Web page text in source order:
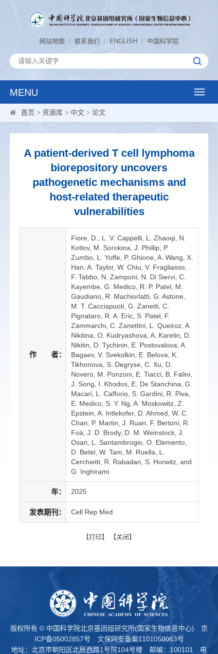
网站地图 / 联系我们 / ENGLISH / 中国科学院
MENU
Toggle
首页 > 资源库 > 中文 > 论文
A patient-derived T cell lymphoma
biorepository uncovers
pathogenetic mechanisms and
host-related therapeutic
vulnerabilities
作 者：
Fiore, D., L. V. Cappelli, L. Zhaoqi, N.
Kotlov, M. Sorokina, J. Phillip, P.
Zumbo, L. Yoffe, P. Ghione, A. Wang, X.
Han, A. Taylor, W. Chiu, V. Fragliasso,
F. Tabbo, N. Zamponi, N. Di Siervi, C.
Kayembe, G. Medico, R. P. Patel, M.
Gaudiano, R. Machiorlatti, G. Astone,
M. T. Cacciapuoti, G. Zanetti, C.
Pignataro, R. A. Eric, S. Patel, F.
Zammarchi, C. Zanettini, L. Queiroz, A.
Nikitina, O. Kudryashova, A. Karelin, D.
Nikitin, D. Tychinin, E. Postovalova, A.
Bagaev, V. Svekolkin, E. Belova, K.
Tikhonova, S. Degryse, C. Xu, D.
Novero, M. Ponzoni, E. Tiacci, B. Falini,
J. Song, I. Khodos, E. De Stanchina, G.
Macari, L. Cafforio, S. Gardini, R. Piva,
E. Medico, S. Y. Ng, A. Moskowitz, Z.
Epstein, A. Intlekofer, D. Ahmed, W. C.
Chan, P. Martin, J. Ruan, F. Bertoni, R.
Foà, J. D. Brody, D. M. Weinstock, J.
Osan, L. Santambrogio, O. Elemento,
D. Betel, W. Tam, M. Ruella, L.
Cerchietti, R. Rabadan, S. Horwitz, and
G. Inghirami.
年： 2025
发表期刊： Cell Rep Med
【打印】 【关闭 】
版权所有 © 中国科学院北京基因组研究所(国家生物信息中心) 京
ICP备05002857号
文保网安备案1101050063号
地址：北京市朝阳区北辰西路1号院104号楼 邮编：100101 电